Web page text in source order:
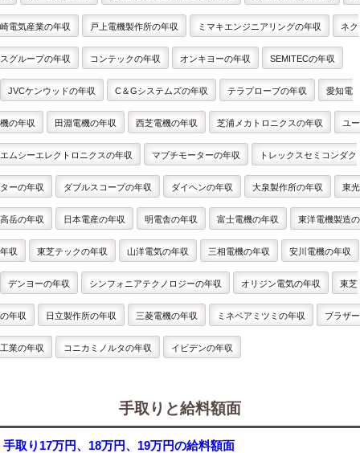
崎電気産業の年収 戸上電機製作所の年収 ミマキエンジニアリングの年収 ネク
スグループの年収 コンテックの年収 オンキヨーの年収 SEMITECの年収
JVCケンウッドの年収 C＆Gシステムズの年収 テラプローブの年収 愛知電
機の年収 田淵電機の年収 西芝電機の年収 芝浦メカトロニクスの年収 ユー
エムシーエレクトロニクスの年収 マブチモーターの年収 トレックスセミコンダク
ターの年収 ダブルスコープの年収 ダイヘンの年収 大泉製作所の年収 東光
高岳の年収 日本電産の年収 明電舎の年収 富士電機の年収 東洋電機製造の
年収 東芝テックの年収 山洋電気の年収 三相電機の年収 安川電機の年収
デンヨーの年収 シンフォニアテクノロジーの年収 オリジン電気の年収 東芝
の年収 日立製作所の年収 三菱電機の年収 ミネベアミツミの年収 ブラザー
工業の年収 コニカミノルタの年収 イビデンの年収
手取りと給料額面
手取り17万円、18万円、19万円の給料額面